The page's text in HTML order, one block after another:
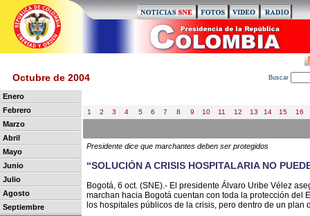
Octubre de 2004 Buscar
Enero
Febrero
Marzo
Abril
Mayo
Junio
Julio
Agosto
Septiembre
1 2 3 4 5 6 7 8 9 10 11 12 13 14 15 16
Presidente dice que marchantes deben ser protegidos
“SOLUCIÓN A CRISIS HOSPITALARIA NO
Bogotá, 6 oct. (SNE).- El presidente Álvaro Uribe Vélez
marchan hacia Bogotá cuentan con toda la protección del
los hospitales públicos de la crisis, pero dentro de un plan